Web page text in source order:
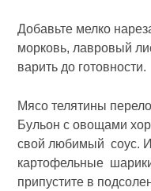
Добавьте мелко
морковь, лавровый
варить до готовности.
Мясо телятины
Бульон с овощами
свой любимый соус.
картофельные
припустите в